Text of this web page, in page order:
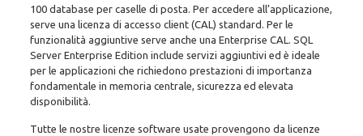
100 database per caselle di posta. Per accedere all’applicazione,
serve una licenza di accesso client (CAL) standard. Per le
funzionalità aggiuntive serve anche una Enterprise CAL. SQL
Server Enterprise Edition include servizi aggiuntivi ed è ideale
per le applicazioni che richiedono prestazioni di importanza
fondamentale in memoria centrale, sicurezza ed elevata
disponibilità.
Tutte le nostre licenze software usate provengono da licenze